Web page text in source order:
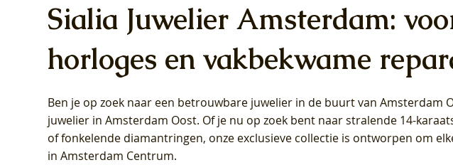
Blush Lab Diamonds Oorhangers
LG9006Y/S - Geelgoud (14k) met Lab
grown Diamant
Blush Lab Diamonds Oorhangers
LG9007Y/S - Geelgoud (14k) met
grown Diamant
Blush Lab Diamonds Collier LG3019Y
– Geelgoud (14k) met Lab grown
Diamant
Blush Lab Diamonds Ring
Geelgoud (14k) met Lab grown
Diamant
Blush Lab Diamonds Ring LG1031Y -
Geelgoud (14k) met Lab grown
Diamant
Blush Lab Diamonds Ring
Geelgoud (14k) met Lab grown
Diamant
Sialia Juwelier Amsterdam:
horloges en vakbekwame
Ben je op zoek naar een betrouwbare juwelier in de buurt van Amsterdam
juwelier in Amsterdam Oost. Of je nu op zoek bent naar stralende 14-
of fonkelende diamantringen, onze exclusieve collectie is ontworpen om
in Amsterdam Centrum.